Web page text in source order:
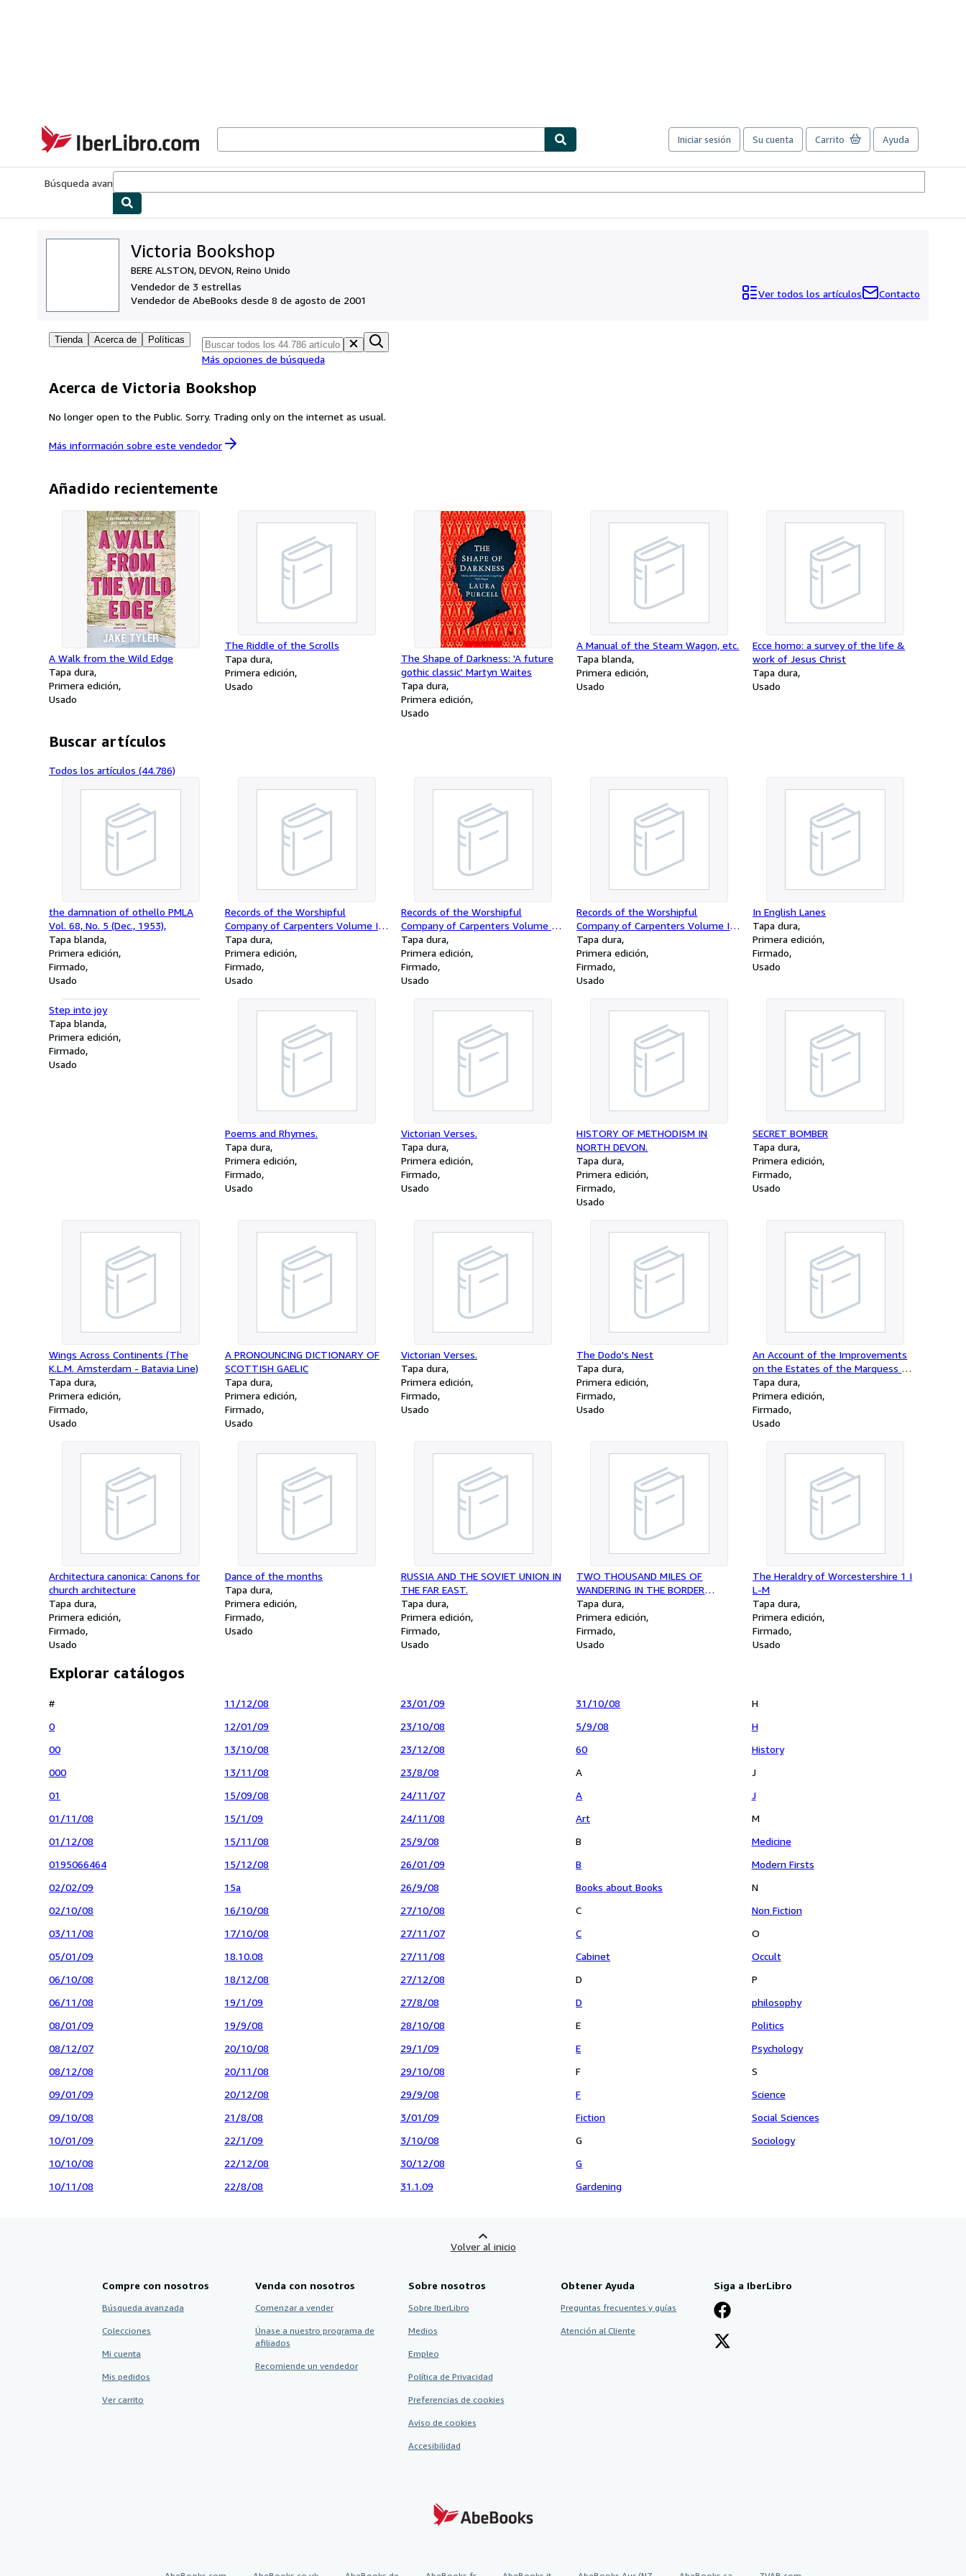
IberLibro.com
Iniciar sesión Su cuenta Carrito Ayuda
Búsqueda avanzada
Victoria Bookshop
BERE ALSTON, DEVON, Reino Unido
Vendedor de 3 estrellas
Vendedor de AbeBooks desde 8 de agosto de 2001
Ver todos los artículos Contacto
Tienda Acerca de Políticas
Más opciones de búsqueda
Acerca de Victoria Bookshop
No longer open to the Public. Sorry. Trading only on the internet as usual.
Más información sobre este vendedor
Añadido recientemente
A Walk from the Wild Edge
Tapa dura
Primera edición
Usado
The Riddle of the Scrolls
Tapa dura
Primera edición
Usado
The Shape of Darkness: 'A future
gothic classic' Martyn Waites
Tapa dura
Primera edición
Usado
A Manual of the Steam Wagon, etc.
Tapa blanda
Primera edición
Usado
Ecce homo: a survey of the life &
work of Jesus Christ
Tapa dura
Usado
Buscar artículos
Todos los artículos (44.786)
the damnation of othello PMLA
Vol. 68, No. 5 (Dec., 1953),
Tapa blanda
Primera edición
Firmado
Usado
Records of the Worshipful
Company of Carpenters Volume II
2 Warden's Account Book 1438-
1516
Tapa dura
Primera edición
Firmado
Usado
Records of the Worshipful
Company of Carpenters Volume 1 I
Apprentices Entry Books 1654-
1694
Tapa dura
Primera edición
Firmado
Usado
Records of the Worshipful
Company of Carpenters Volume III
3 court book 1533-1573
Tapa dura
Primera edición
Firmado
Usado
In English Lanes
Tapa dura
Primera edición
Firmado
Usado
Step into joy
Tapa blanda
Primera edición
Firmado
Usado
Poems and Rhymes.
Tapa dura
Primera edición
Firmado
Usado
Victorian Verses.
Tapa dura
Primera edición
Firmado
Usado
HISTORY OF METHODISM IN
NORTH DEVON.
Tapa dura
Primera edición
Firmado
Usado
SECRET BOMBER
Tapa dura
Primera edición
Firmado
Usado
Wings Across Continents (The
K.L.M. Amsterdam - Batavia Line)
Tapa dura
Primera edición
Firmado
Usado
A PRONOUNCING DICTIONARY OF
SCOTTISH GAELIC
Tapa dura
Primera edición
Firmado
Usado
Victorian Verses.
Tapa dura
Primera edición
Firmado
Usado
The Dodo's Nest
Tapa dura
Primera edición
Firmado
Usado
An Account of the Improvements
on the Estates of the Marquess of
Stafford, in the Counties of
Stafford and Salop, and on the
Estate of Sutherland. With
Remarks.
Tapa dura
Primera edición
Firmado
Usado
Architectura canonica: Canons for
church architecture
Tapa dura
Primera edición
Firmado
Usado
Dance of the months
Tapa dura
Primera edición
Firmado
Usado
RUSSIA AND THE SOVIET UNION IN
THE FAR EAST.
Tapa dura
Primera edición
Firmado
Usado
TWO THOUSAND MILES OF
WANDERING IN THE BORDER
COUNTRY, LAKELAND AND
RIBBLESDALE
Tapa dura
Primera edición
Firmado
Usado
The Heraldry of Worcestershire 1 I
L-M
Tapa dura
Primera edición
Firmado
Usado
Explorar catálogos
#
0
00
000
01
01/11/08
01/12/08
0195066464
02/02/09
02/10/08
03/11/08
05/01/09
06/10/08
06/11/08
08/01/09
08/12/07
08/12/08
09/01/09
09/10/08
10/01/09
10/10/08
10/11/08
11/12/08
12/01/09
13/10/08
13/11/08
15/09/08
15/1/09
15/11/08
15/12/08
15a
16/10/08
17/10/08
18.10.08
18/12/08
19/1/09
19/9/08
20/10/08
20/11/08
20/12/08
21/8/08
22/1/09
22/12/08
22/8/08
23/01/09
23/10/08
23/12/08
23/8/08
24/11/07
24/11/08
25/9/08
26/01/09
26/9/08
27/10/08
27/11/07
27/11/08
27/12/08
27/8/08
28/10/08
29/1/09
29/10/08
29/9/08
3/01/09
3/10/08
30/12/08
31.1.09
31/10/08
5/9/08
60
A
A
Art
B
B
Books about Books
C
C
Cabinet
D
D
E
E
F
F
Fiction
G
G
Gardening
H
H
History
J
J
M
Medicine
Modern Firsts
N
Non Fiction
O
Occult
P
philosophy
Politics
Psychology
S
Science
Social Sciences
Sociology
Volver al inicio
Compre con nosotros
Búsqueda avanzada
Colecciones
Mi cuenta
Mis pedidos
Ver carrito
Venda con nosotros
Comenzar a vender
Únase a nuestro programa de
afiliados
Recomiende un vendedor
Sobre nosotros
Sobre IberLibro
Medios
Empleo
Política de Privacidad
Preferencias de cookies
Aviso de cookies
Accesibilidad
Obtener Ayuda
Preguntas frecuentes y guías
Atención al Cliente
Siga a IberLibro